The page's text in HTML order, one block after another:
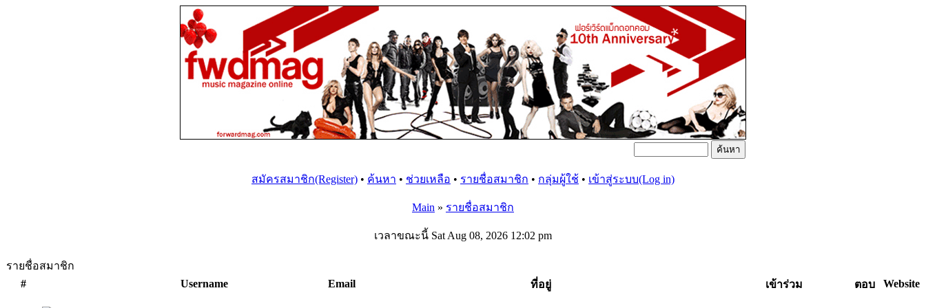
สมัครสมาชิก(Register) • ค้นหา • ช่วยเหลือ • รายชื่อสมาชิก • กลุ่มผู้ใช้ • เข้าสู่ระบบ(Log in)
Main » รายชื่อสมาชิก
เวลาขณะนี้ Sat Aug 08, 2026 12:02 pm
รายชื่อสมาชิก
#
Username Email ที่อยู่ เข้าร่วม ตอบ Website